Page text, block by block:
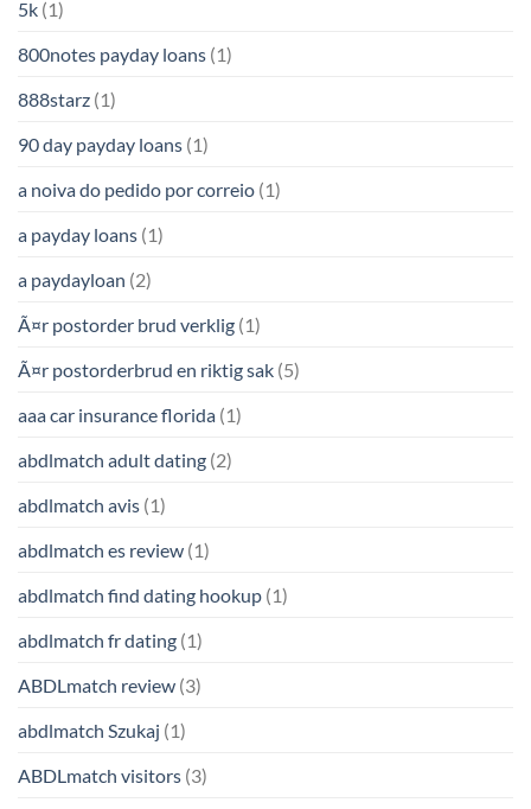
5k (1)
800notes payday loans (1)
888starz (1)
90 day payday loans (1)
a noiva do pedido por correio (1)
a payday loans (1)
a paydayloan (2)
Ã¤r postorder brud verklig (1)
Ã¤r postorderbrud en riktig sak (5)
aaa car insurance florida (1)
abdlmatch adult dating (2)
abdlmatch avis (1)
abdlmatch es review (1)
abdlmatch find dating hookup (1)
abdlmatch fr dating (1)
ABDLmatch review (3)
abdlmatch Szukaj (1)
ABDLmatch visitors (3)